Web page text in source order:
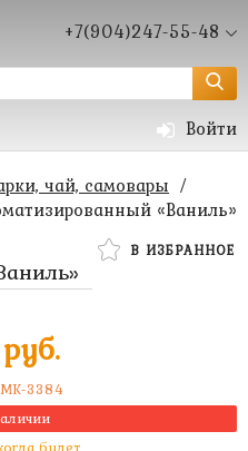
+7(904)247-55-48
Войти
чай, самовары /
«Ваниль»
В ИЗБРАННОЕ
MK-3384